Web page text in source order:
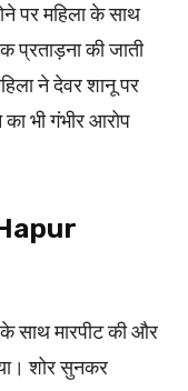
पर महिला के साथ
प्रताड़ना की जाती
ने देवर शानू पर
भी गंभीर आरोप
साथ मारपीट की और
शोर सुनकर